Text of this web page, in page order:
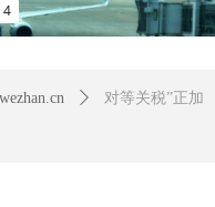
4
ꄲ 对等关税”正加